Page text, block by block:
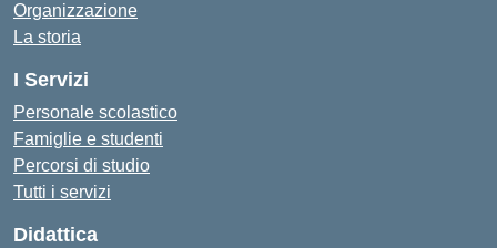
Organizzazione
La storia
I Servizi
Personale scolastico
Famiglie e studenti
Percorsi di studio
Tutti i servizi
Didattica